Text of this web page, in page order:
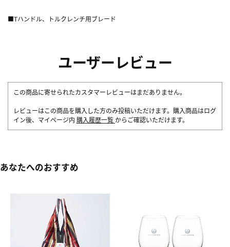
■Tハンドル、トルクレンチ用ブレード
ユーザーレビュー
この商品に寄せられたカスタマーレビューはまだありません。
レビューはこの商品を購入した方のみ投稿いただけます。購入商品はログ
イン後、マイページ内 購入履歴一覧 からご確認いただけます。
あなたへのおすすめ